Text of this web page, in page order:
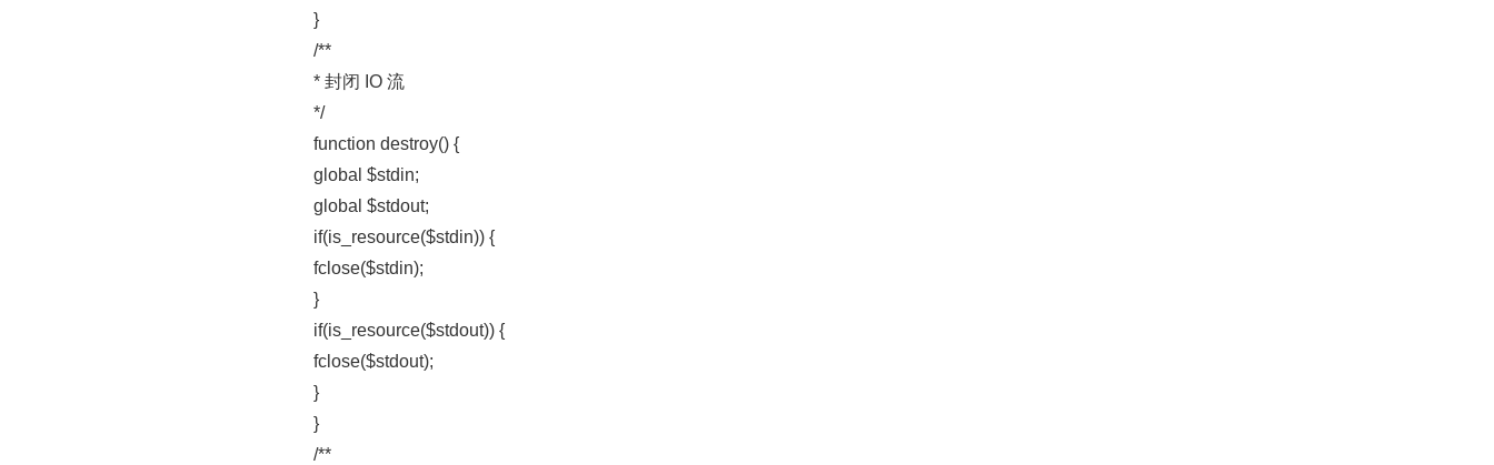
}
/**
* 封闭 IO 流
*/
function destroy() {
global $stdin;
global $stdout;
if(is_resource($stdin)) {
fclose($stdin);
}
if(is_resource($stdout)) {
fclose($stdout);
}
}
/**